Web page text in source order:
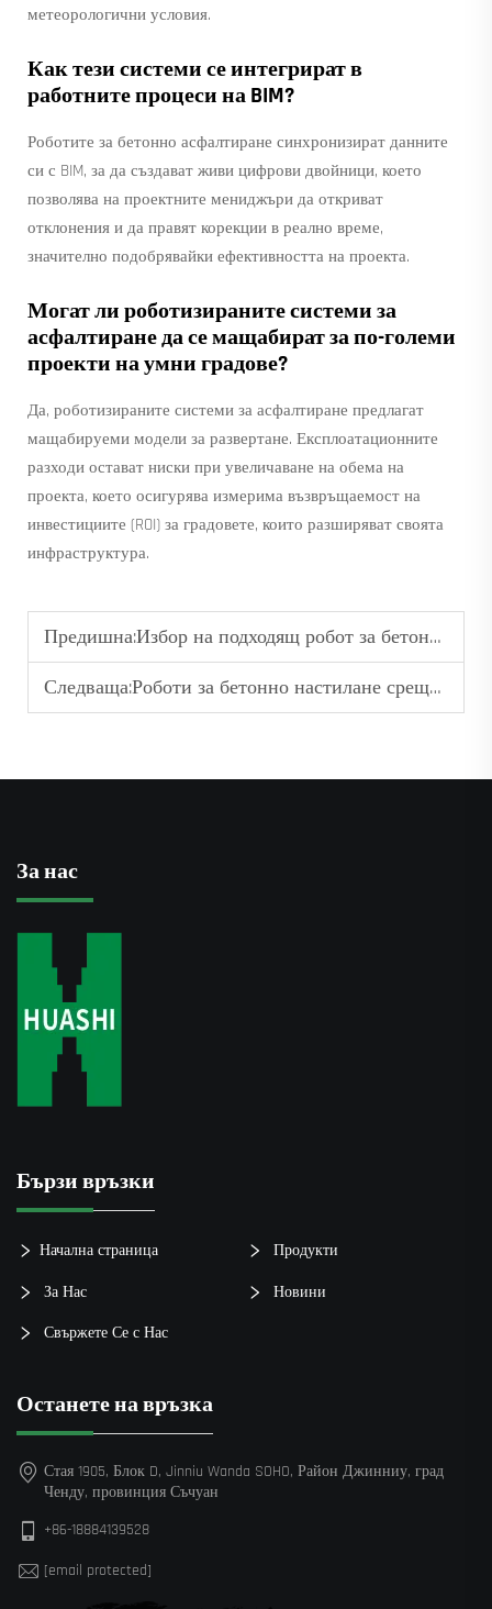
метеорологични условия.
Как тези системи се интегрират в
работните процеси на BIM?
Роботите за бетонно асфалтиране синхронизират данните
си с BIM, за да създават живи цифрови двойници, което
позволява на проектните мениджъри да откриват
отклонения и да правят корекции в реално време,
значително подобрявайки ефективността на проекта.
Могат ли роботизираните системи за
асфалтиране да се мащабират за по-големи
проекти на умни градове?
Да, роботизираните системи за асфалтиране предлагат
мащабируеми модели за развертане. Експлоатационните
разходи остават ниски при увеличаване на обема на
проекта, което осигурява измерима възвръщаемост на
инвестициите (ROI) за градовете, които разширяват своята
инфраструктура.
Предишна:Избор на подходящ робот за бетонно настилане за вашия проект
Следваща:Роботи за бетонно настилане срещу машини за асфалтово настилане
За нас
Бързи връзки
Начална страница Продукти
За Нас Новини
Свържете Се с Нас
Останете на връзка
Стая 1905, Блок D, Jinniu Wanda SOHO, Район Джинниу, град
Ченду, провинция Съчуан
+86-18884139528
[email protected]